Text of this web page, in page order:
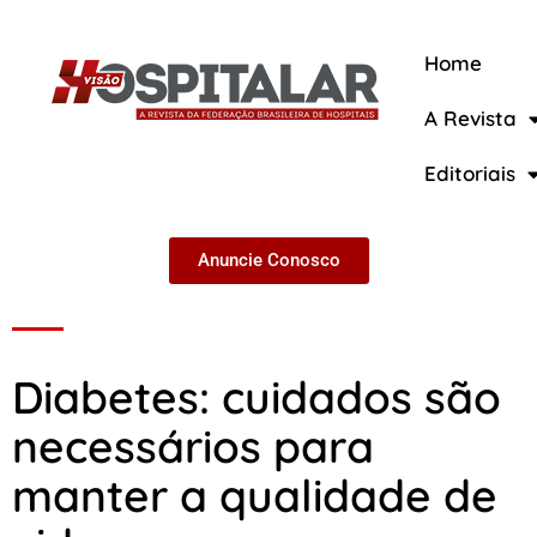
Home
A Revista
Editoriais
Anuncie Conosco
Diabetes: cuidados são
necessários para
manter a qualidade de